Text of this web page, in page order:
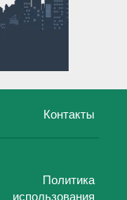
Контакты
Политика
использования